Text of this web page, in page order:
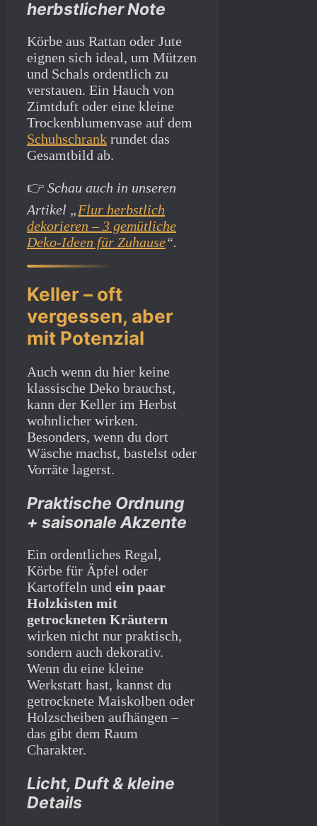
herbstlicher Note
Körbe aus Rattan oder Jute
eignen sich ideal, um Mützen
und Schals ordentlich zu
verstauen. Ein Hauch von
Zimtduft oder eine kleine
Trockenblumenvase auf dem
Schuhschrank rundet das
Gesamtbild ab.
👉 Schau auch in unseren
Artikel „Flur herbstlich
dekorieren – 3 gemütliche
Deko-Ideen für Zuhause“.
Keller – oft
vergessen, aber
mit Potenzial
Auch wenn du hier keine
klassische Deko brauchst,
kann der Keller im Herbst
wohnlicher wirken.
Besonders, wenn du dort
Wäsche machst, bastelst oder
Vorräte lagerst.
Praktische Ordnung
+ saisonale Akzente
Ein ordentliches Regal,
Körbe für Äpfel oder
Kartoffeln und ein paar
Holzkisten mit
getrockneten Kräutern
wirken nicht nur praktisch,
sondern auch dekorativ.
Wenn du eine kleine
Werkstatt hast, kannst du
getrocknete Maiskolben oder
Holzscheiben aufhängen –
das gibt dem Raum
Charakter.
Licht, Duft & kleine
Details